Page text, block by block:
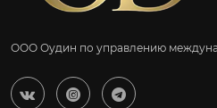
ООО Оудин по управлению
  